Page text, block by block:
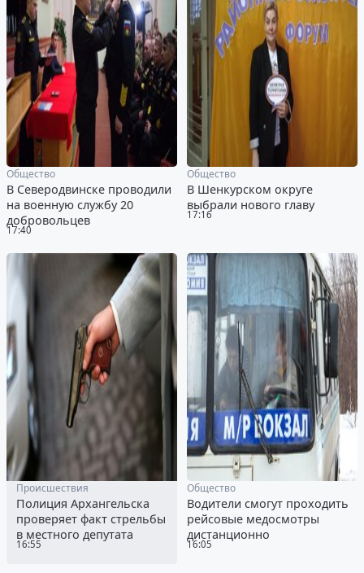
17:40
Общество
В Северодвинске проводили
на военную службу 20
добровольцев
17:16
Общество
В Шенкурском округе
выбрали нового главу
16:55
Происшествия
Полиция Архангельска
проверяет факт стрельбы
в местного депутата
16:05
Общество
Водители смогут проходить
рейсовые медосмотры
дистанционно